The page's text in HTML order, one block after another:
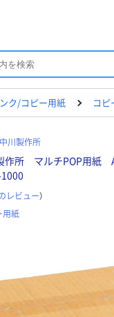
ク/コピー用紙 コ
中川製作所
製作所 マルチPOP用
レビュー）
用紙